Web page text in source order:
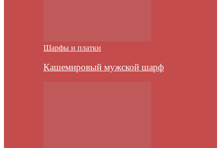
Шарфы и платки
Кашемировый мужской шарф